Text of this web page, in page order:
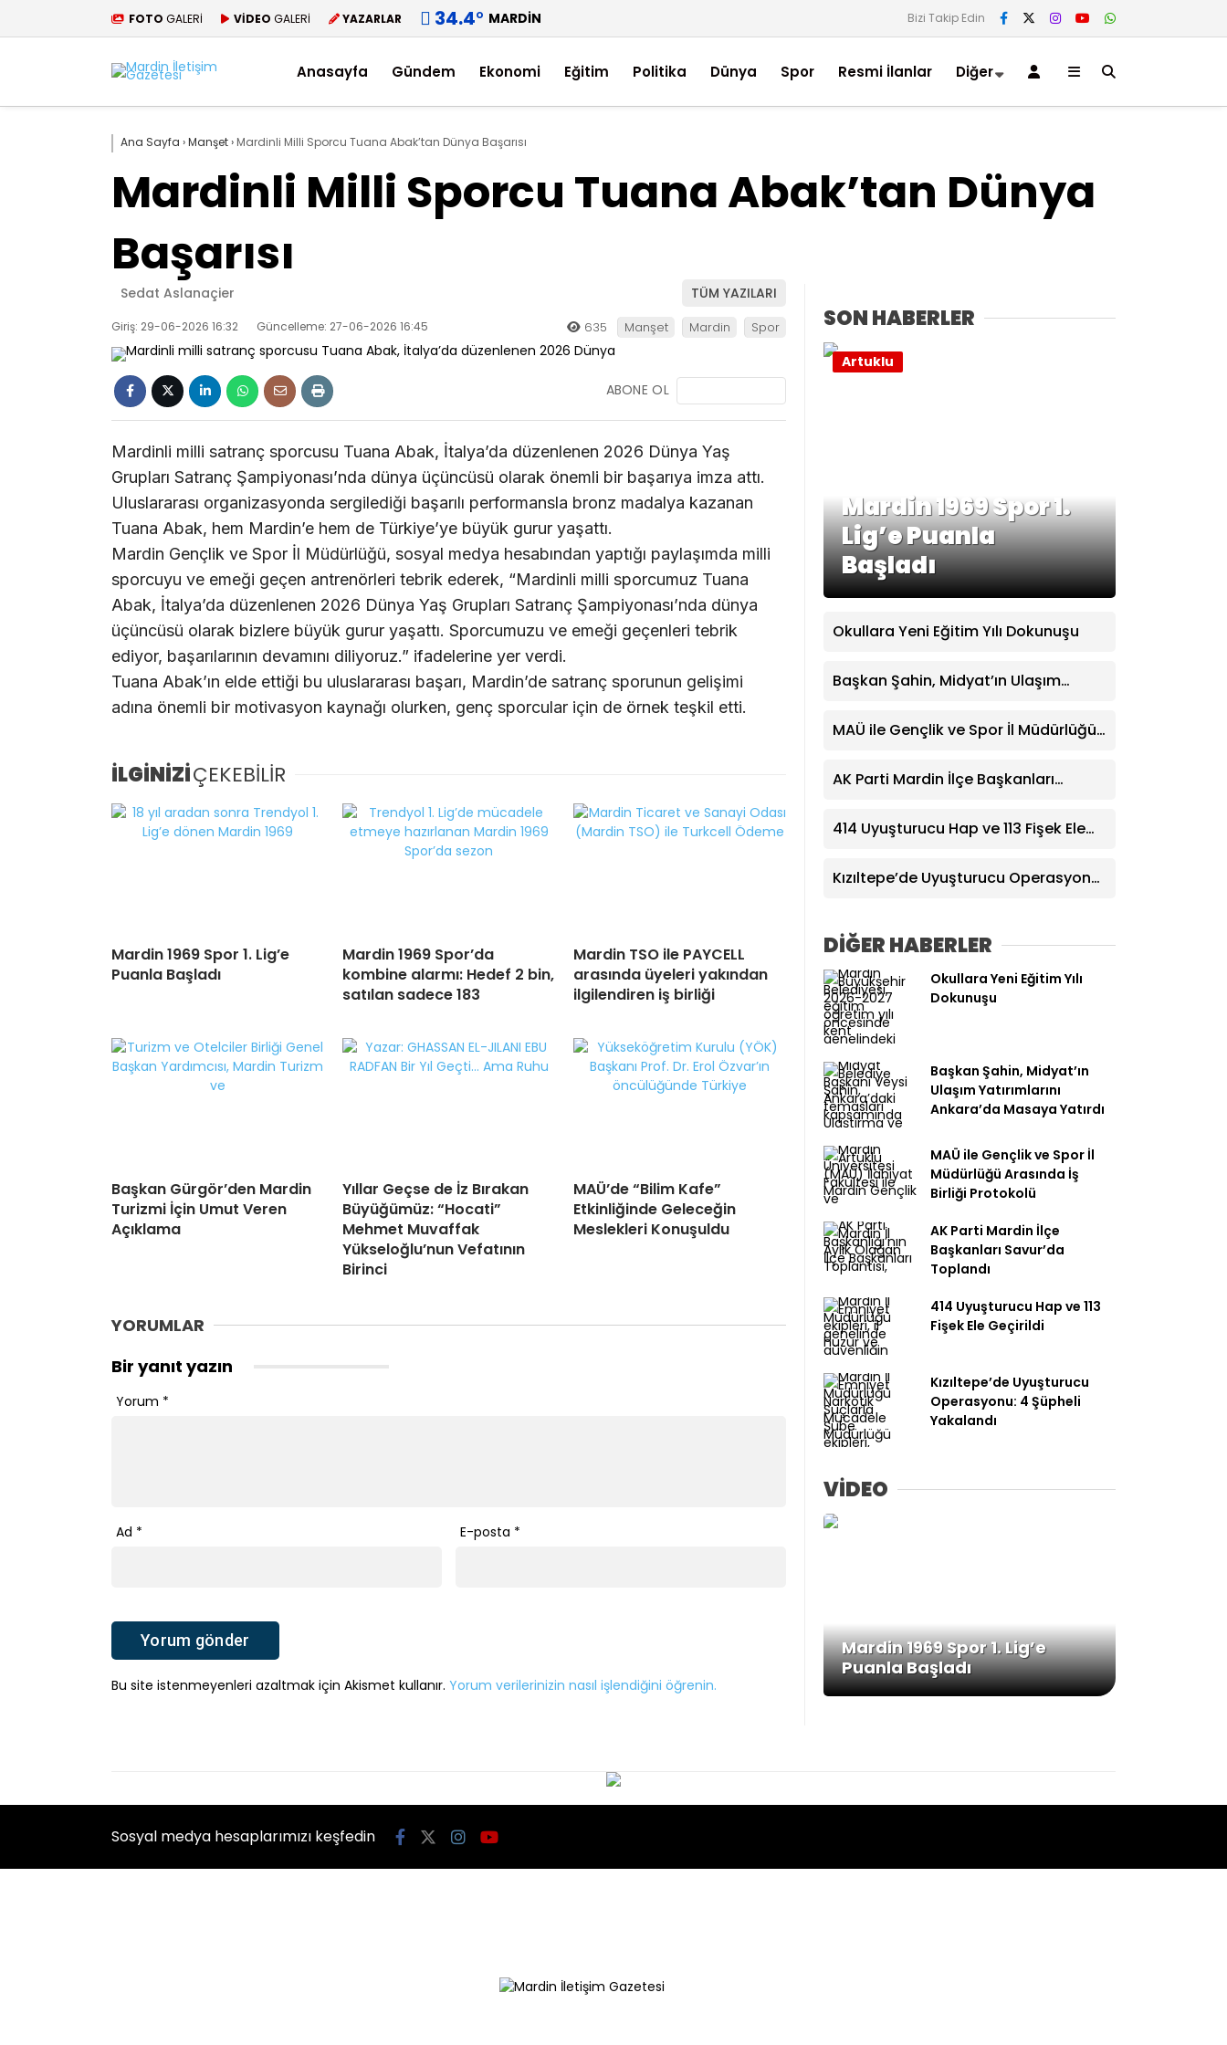
FOTO GALERİ VİDEO GALERİ YAZARLAR 34.4° MARDIN Bizi Takip Edin
Anasayfa Gündem Ekonomi Eğitim Politika Dünya Spor Resmi İlanlar Diğer
Ana Sayfa ›Manşet› Mardinli Milli Sporcu Tuana Abak’tan Dünya Başarısı
Mardinli Milli Sporcu Tuana Abak’tan Dünya
Başarısı
Sedat Aslanaçier TÜM YAZILARI
Giriş: 29-06-2026 16:32 Güncelleme: 27-06-2026 16:45 635 Manşet Mardin Spor
ABONE OL
Mardinli milli satranç sporcusu Tuana Abak, İtalya’da düzenlenen 2026 Dünya Yaş
Grupları Satranç Şampiyonası’nda dünya üçüncüsü olarak önemli bir başarıya imza attı.
Uluslararası organizasyonda sergilediği başarılı performansla bronz madalya kazanan
Tuana Abak, hem Mardin’e hem de Türkiye’ye büyük gurur yaşattı.
Mardin Gençlik ve Spor İl Müdürlüğü, sosyal medya hesabından yaptığı paylaşımda milli
sporcuyu ve emeği geçen antrenörleri tebrik ederek, “Mardinli milli sporcumuz Tuana
Abak, İtalya’da düzenlenen 2026 Dünya Yaş Grupları Satranç Şampiyonası’nda dünya
üçüncüsü olarak bizlere büyük gurur yaşattı. Sporcumuzu ve emeği geçenleri tebrik
ediyor, başarılarının devamını diliyoruz.” ifadelerine yer verdi.
Tuana Abak’ın elde ettiği bu uluslararası başarı, Mardin’de satranç sporunun gelişimi
adına önemli bir motivasyon kaynağı olurken, genç sporcular için de örnek teşkil etti.
İLGİNİZİÇEKEBİLİR
Mardin 1969 Spor 1. Lig’e
Puanla Başladı
Mardin 1969 Spor’da
kombine alarmı: Hedef 2 bin,
satılan sadece 183
Mardin TSO ile PAYCELL
arasında üyeleri yakından
ilgilendiren iş birliği
Başkan Gürgör’den Mardin
Turizmi İçin Umut Veren
Açıklama
Yıllar Geçse de İz Bırakan
Büyüğümüz: “Hocati”
Mehmet Muvaffak
Yükseloğlu’nun Vefatının
Birinci
MAÜ’de “Bilim Kafe”
Etkinliğinde Geleceğin
Meslekleri Konuşuldu
YORUMLAR
Bir yanıt yazın
Yorum *
Ad * E-posta *
Bu site istenmeyenleri azaltmak için Akismet kullanır. Yorum verilerinizin nasıl işlendiğini öğrenin.
SON HABERLER
Mardin 1969 Spor 1.
Lig’e Puanla
Başladı
Artuklu
Okullara Yeni Eğitim Yılı Dokunuşu
Başkan Şahin, Midyat’ın Ulaşım
Yatırdı
MAÜ ile Gençlik ve Spor İl Müdürlüğü
AK Parti Mardin İlçe Başkanları
414 Uyuşturucu Hap ve 113 Fişek Ele
Kızıltepe’de Uyuşturucu Operasyonu:
DİĞER HABERLER
Okullara Yeni Eğitim Yılı
Dokunuşu
Başkan Şahin, Midyat’ın
Ulaşım Yatırımlarını
Ankara’da Masaya Yatırdı
MAÜ ile Gençlik ve Spor İl
Müdürlüğü Arasında İş
Birliği Protokolü
AK Parti Mardin İlçe
Başkanları Savur’da
Toplandı
414 Uyuşturucu Hap ve 113
Fişek Ele Geçirildi
Kızıltepe’de Uyuşturucu
Operasyonu: 4 Şüpheli
Yakalandı
VİDEO
Mardin 1969 Spor 1. Lig’e
Puanla Başladı
Sosyal medya hesaplarımızı keşfedin